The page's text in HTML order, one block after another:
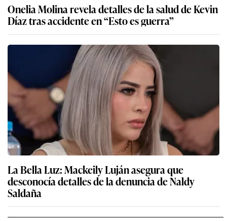
Onelia Molina revela detalles de la salud de Kevin
Díaz tras accidente en “Esto es guerra”
La Bella Luz: Mackeily Luján asegura que
desconocía detalles de la denuncia de Naldy
Saldaña